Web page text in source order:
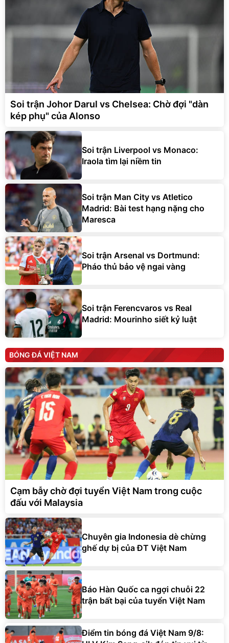
Soi trận Johor Darul vs Chelsea: Chờ đợi "dàn
kép phụ" của Alonso
Soi trận Liverpool vs Monaco:
Iraola tìm lại niềm tin
Soi trận Man City vs Atletico
Madrid: Bài test hạng nặng cho
Maresca
Soi trận Arsenal vs Dortmund:
Pháo thủ bảo vệ ngai vàng
Soi trận Ferencvaros vs Real
Madrid: Mourinho siết kỷ luật
BÓNG ĐÁ VIỆT NAM
Cạm bẫy chờ đợi tuyển Việt Nam trong cuộc
đấu với Malaysia
Chuyên gia Indonesia dè chừng
ghế dự bị của ĐT Việt Nam
Báo Hàn Quốc ca ngợi chuỗi 22
trận bất bại của tuyển Việt Nam
Điểm tin bóng đá Việt Nam 9/8: